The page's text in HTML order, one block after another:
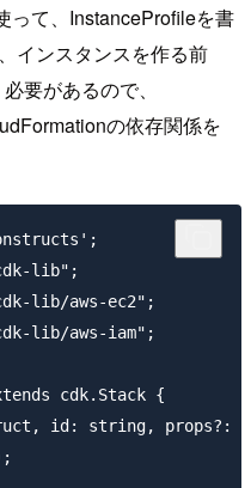
って、InstanceProfileを書
インスタンスを作る前
要があるので、
の依存関係を
lib";
lib/aws-ec2";
lib/aws-iam";
cdk.Stack {
id: string, props?: